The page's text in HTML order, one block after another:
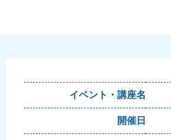
イベント・講座名
開催日